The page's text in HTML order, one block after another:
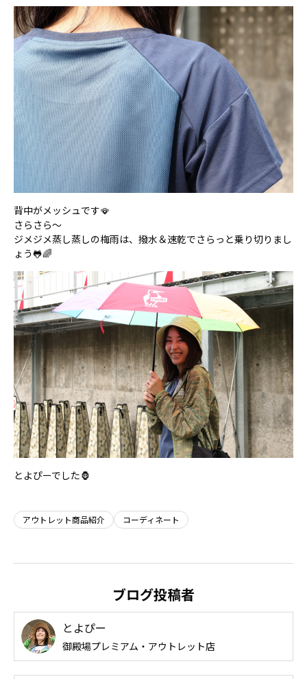
背中がメッシュです🪭
さらさら～
ジメジメ蒸し蒸しの梅雨は、撥水＆速乾でさらっと乗り切りまし
ょう🐸🌈
とよぴーでした🦍
アウトレット商品紹介 コーディネート
ブログ投稿者
とよぴー
御殿場プレミアム・アウトレット店